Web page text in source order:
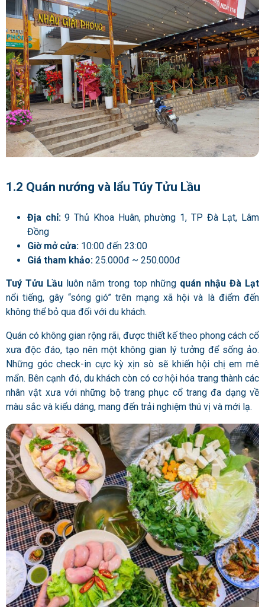
1.2 Quán nướng và lẩu Túy Tửu Lầu
Địa chỉ:9 Thủ Khoa Huân, phường 1, TP Đà Lạt, Lâm
Đồng
Giờ mở cửa: 10:00 đến 23:00
Giá tham khảo: 25.000đ ~ 250.000đ
Tuý Tửu Lầu luôn nằm trong top những quán nhậu Đà Lạt
nổi tiếng, gây “sóng gió” trên mạng xã hội và là điểm đến
không thể bỏ qua đối với du khách.
Quán có không gian rộng rãi, được thiết kế theo phong cách cổ
xưa độc đáo, tạo nên một không gian lý tưởng để sống ảo.
Những góc check-in cực kỳ xịn sò sẽ khiến hội chị em mê
mẩn. Bên cạnh đó, du khách còn có cơ hội hóa trang thành các
nhân vật xưa với những bộ trang phục cổ trang đa dạng về
màu sắc và kiểu dáng, mang đến trải nghiệm thú vị và mới lạ.